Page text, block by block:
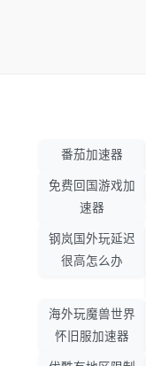
番茄加速器
免费回国游戏加
速器
钢岚国外玩延迟
很高怎么办
海外玩魔兽世界
怀旧服加速器